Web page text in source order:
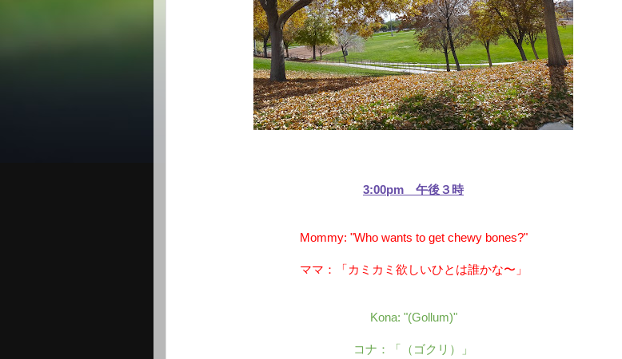
3:00pm 午後３時
Mommy: "Who wants to get chewy bones?"
ママ：「カミカミ欲しいひとは誰かな〜」
Kona: "(Gollum)"
コナ：「（ゴクリ）」